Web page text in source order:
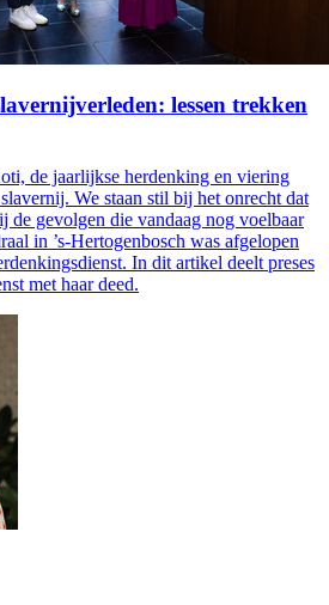
lessen trekken
de jaarlijkse herdenking en viering
We staan stil bij het onrecht dat
de gevolgen die vandaag nog voelbaar
in ’s-Hertogenbosch was afgelopen
In dit artikel deelt preses
met haar deed.